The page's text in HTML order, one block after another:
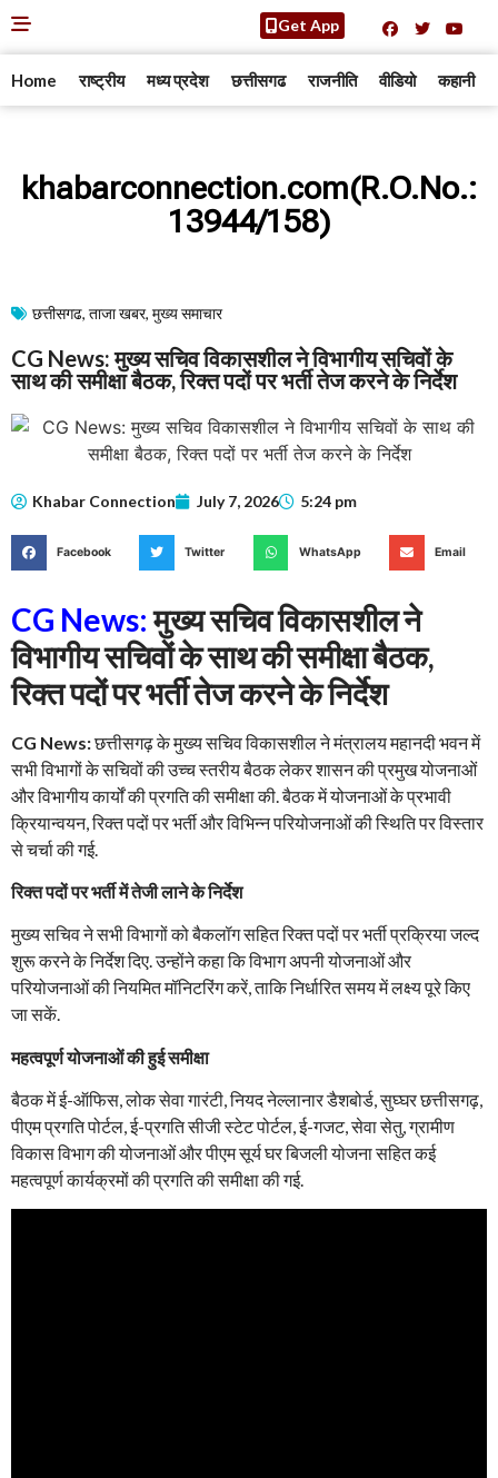
Get App
Home राष्ट्रीय मध्य प्रदेश छत्तीसगढ राजनीति वीडियो कहानी
khabarconnection.com(R.O.No.:
13944/158)
छत्तीसगढ, ताजा खबर, मुख्य समाचार​
CG News: मुख्य सचिव विकासशील ने विभागीय सचिवों के
साथ की समीक्षा बैठक, रिक्त पदों पर भर्ती तेज करने के निर्देश
Khabar Connection July 7, 2026 5:24 pm
Facebook Twitter WhatsApp Email
CG News:मुख्य सचिव विकासशील ने
विभागीय सचिवों के साथ की समीक्षा बैठक,
रिक्त पदों पर भर्ती तेज करने के निर्देश
CG News:छत्तीसगढ़ के मुख्य सचिव विकासशील ने मंत्रालय महानदी भवन में
सभी विभागों के सचिवों की उच्च स्तरीय बैठक लेकर शासन की प्रमुख योजनाओं
और विभागीय कार्यों की प्रगति की समीक्षा की. बैठक में योजनाओं के प्रभावी
क्रियान्वयन, रिक्त पदों पर भर्ती और विभिन्न परियोजनाओं की स्थिति पर विस्तार
से चर्चा की गई.
रिक्त पदों पर भर्ती में तेजी लाने के निर्देश
मुख्य सचिव ने सभी विभागों को बैकलॉग सहित रिक्त पदों पर भर्ती प्रक्रिया जल्द
शुरू करने के निर्देश दिए. उन्होंने कहा कि विभाग अपनी योजनाओं और
परियोजनाओं की नियमित मॉनिटरिंग करें, ताकि निर्धारित समय में लक्ष्य पूरे किए
जा सकें.
महत्वपूर्ण योजनाओं की हुई समीक्षा
बैठक में ई-ऑफिस, लोक सेवा गारंटी, नियद नेल्लानार डैशबोर्ड, सुघ्घर छत्तीसगढ़,
पीएम प्रगति पोर्टल, ई-प्रगति सीजी स्टेट पोर्टल, ई-गजट, सेवा सेतु, ग्रामीण
विकास विभाग की योजनाओं और पीएम सूर्य घर बिजली योजना सहित कई
महत्वपूर्ण कार्यक्रमों की प्रगति की समीक्षा की गई.